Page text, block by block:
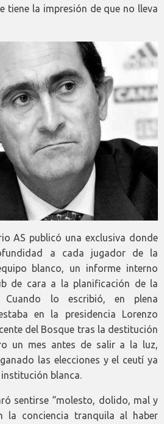
tiene la impresión de que no lleva
AS publicó una exclusiva donde
a cada jugador de la
blanco, un informe interno
de cara a la planificación de la
Cuando lo escribió, en plena
en la presidencia Lorenzo
del Bosque tras la destitución
un mes antes de salir a la luz,
las elecciones y el ceutí ya
blanca.
sentirse “molesto, dolido, mal y
la conciencia tranquila al haber